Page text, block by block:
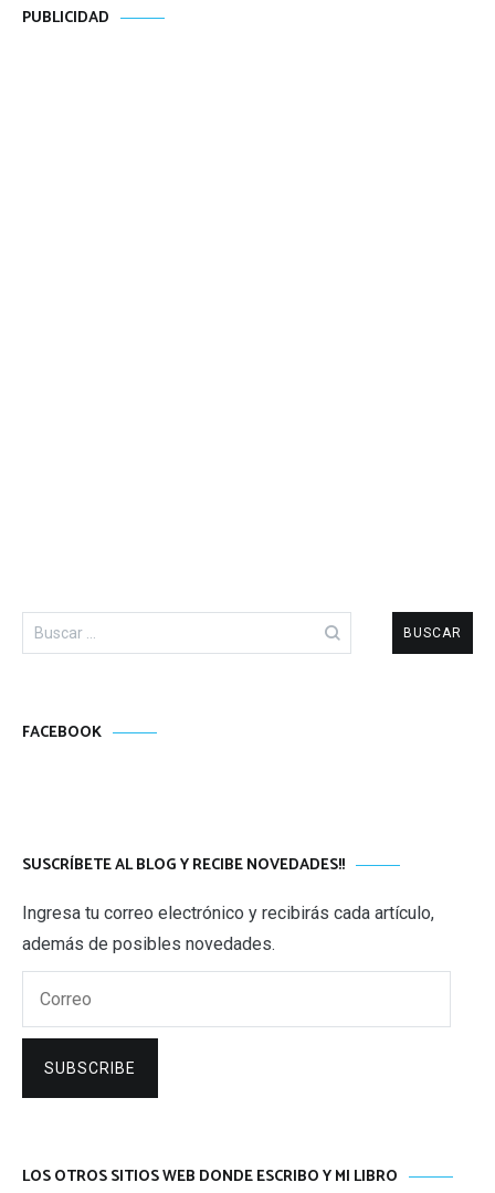
PUBLICIDAD
Buscar:
FACEBOOK
SUSCRÍBETE AL BLOG Y RECIBE NOVEDADES!!
Ingresa tu correo electrónico y recibirás cada artículo,
además de posibles novedades.
SUBSCRIBE
LOS OTROS SITIOS WEB DONDE ESCRIBO Y MI LIBRO